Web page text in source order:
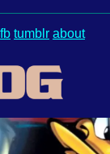
fb tumblr about